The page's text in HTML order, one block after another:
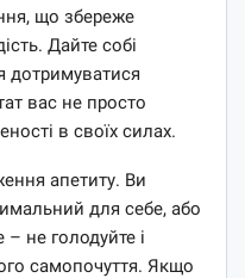
що збереже
Дайте собі
дотримуватися
вас не просто
в своїх силах.
апетиту. Ви
для себе, або
не голодуйте і
самопочуття. Якщо